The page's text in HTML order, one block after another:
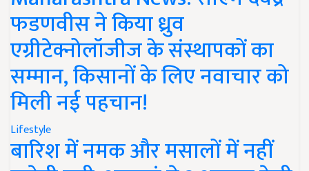
फडणवीस ने किया ध्रुव
एग्रीटेक्नोलॉजीज के संस्थापकों का
सम्मान, किसानों के लिए नवाचार को
मिली नई पहचान!
Lifestyle
बारिश में नमक और मसालों में नहीं